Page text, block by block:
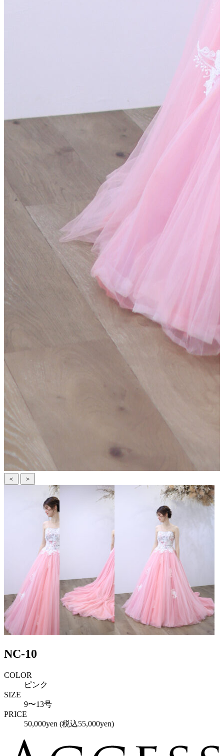
＜ ＞
NC-10
COLOR
ピンク
SIZE
9〜13号
PRICE
50,000yen (税込55,000yen)